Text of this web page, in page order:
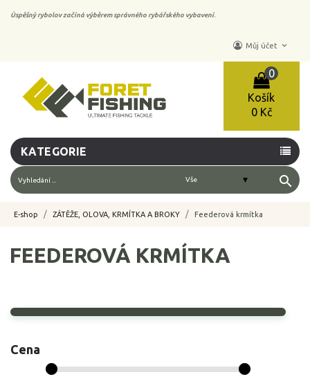
Úspěšný rybolov začíná výběrem správného rybářského vybavení.
Můj účet keyboard_arrow_down
Košík
0
0 Kč
KATEGORIE
search
E-shop ZÁTĚŽE, OLOVA, KRMÍTKA A BROKY Feederová krmítka
FEEDEROVÁ KRMÍTKA
Cena